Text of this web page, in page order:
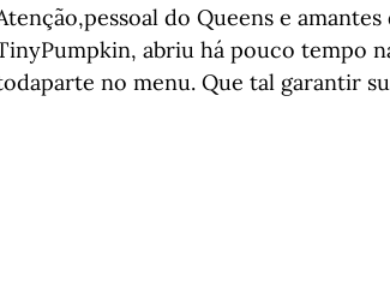
Manhattan Meatpacking
do Queens e
abriu há pouco tempo
no menu. Que tal garantir